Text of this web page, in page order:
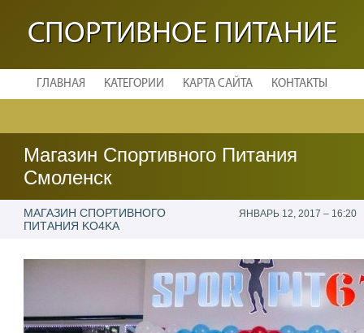
СПОРТИВНОЕ ПИТАНИЕ
ГЛАВНАЯ КАТЕГОРИИ КАРТА САЙТА КОНТАКТЫ
Магазин Спортивного Питания
Смоленск
МАГАЗИН СПОРТИВНОГО
ПИТАНИЯ KO4KA
ЯНВАРЬ 12, 2017 – 16:20